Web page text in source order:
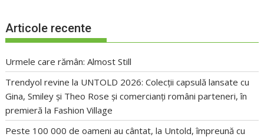
Articole recente
Urmele care rămân: Almost Still
Trendyol revine la UNTOLD 2026: Colecții capsulă lansate cu
Gina, Smiley și Theo Rose și comercianți români parteneri, în
premieră la Fashion Village
Peste 100 000 de oameni au cântat, la Untold, împreună cu